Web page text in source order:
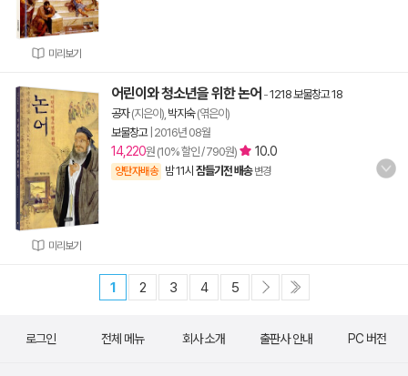
미리보기
미리보기
어린이와 청소년을 위한 논어 -1218 보물창고 18
공자(지은이), 박지숙(엮은이)
보물창고| 2016년 08월
14,220원 (10% 할인 / 790원) 10.0
양탄자배송 밤 11시 잠들기전 배송 변경
1 2 3 4 5
로그인 전체 메뉴 회사 소개 출판사 안내 PC 버전